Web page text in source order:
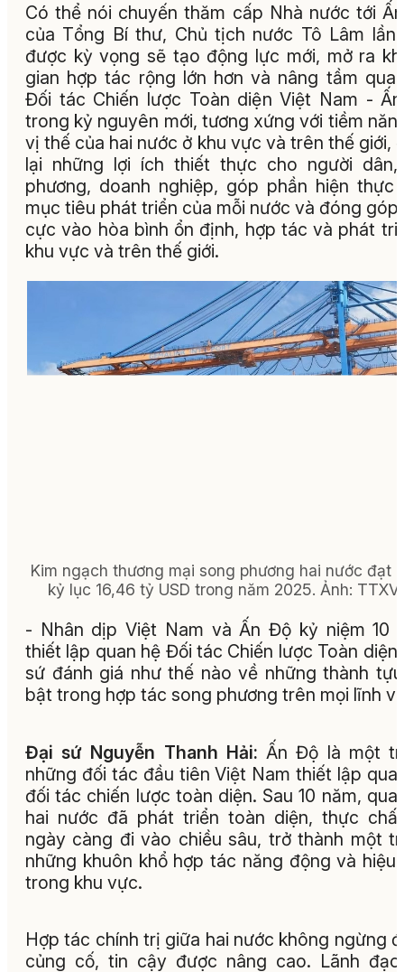
Có thể nói chuyến thăm cấp Nhà nước tới
của Tổng Bí thư, Chủ tịch nước Tô Lâm lần
được kỳ vọng sẽ tạo động lực mới, mở ra
gian hợp tác rộng lớn hơn và nâng tầm
Đối tác Chiến lược Toàn diện Việt Nam -
trong kỷ nguyên mới, tương xứng với tiềm
vị thế của hai nước ở khu vực và trên thế giới,
lại những lợi ích thiết thực cho người dân,
phương, doanh nghiệp, góp phần hiện thực
mục tiêu phát triển của mỗi nước và đóng góp
cực vào hòa bình ổn định, hợp tác và phát
khu vực và trên thế giới.
Kim ngạch thương mại song phương hai nước đạt
kỷ lục 16,46 tỷ USD trong năm 2025. Ảnh:
- Nhân dịp Việt Nam và Ấn Độ kỷ niệm 10
thiết lập quan hệ Đối tác Chiến lược Toàn
sứ đánh giá như thế nào về những thành
bật trong hợp tác song phương trên mọi lĩnh
Đại sứ Nguyễn Thanh Hải: Ấn Độ là một
những đối tác đầu tiên Việt Nam thiết lập
đối tác chiến lược toàn diện. Sau 10 năm,
hai nước đã phát triển toàn diện, thực
ngày càng đi vào chiều sâu, trở thành một
những khuôn khổ hợp tác năng động và hiệu
trong khu vực.
Hợp tác chính trị giữa hai nước không ngừng
củng cố, tin cậy được nâng cao. Lãnh